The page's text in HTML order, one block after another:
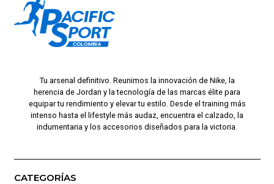
Tu arsenal definitivo. Reunimos la innovación de Nike, la
herencia de Jordan y la tecnología de las marcas élite para
equipar tu rendimiento y elevar tu estilo. Desde el training más
intenso hasta el lifestyle más audaz, encuentra el calzado, la
indumentaria y los accesorios diseñados para la victoria.
CATEGORÍAS